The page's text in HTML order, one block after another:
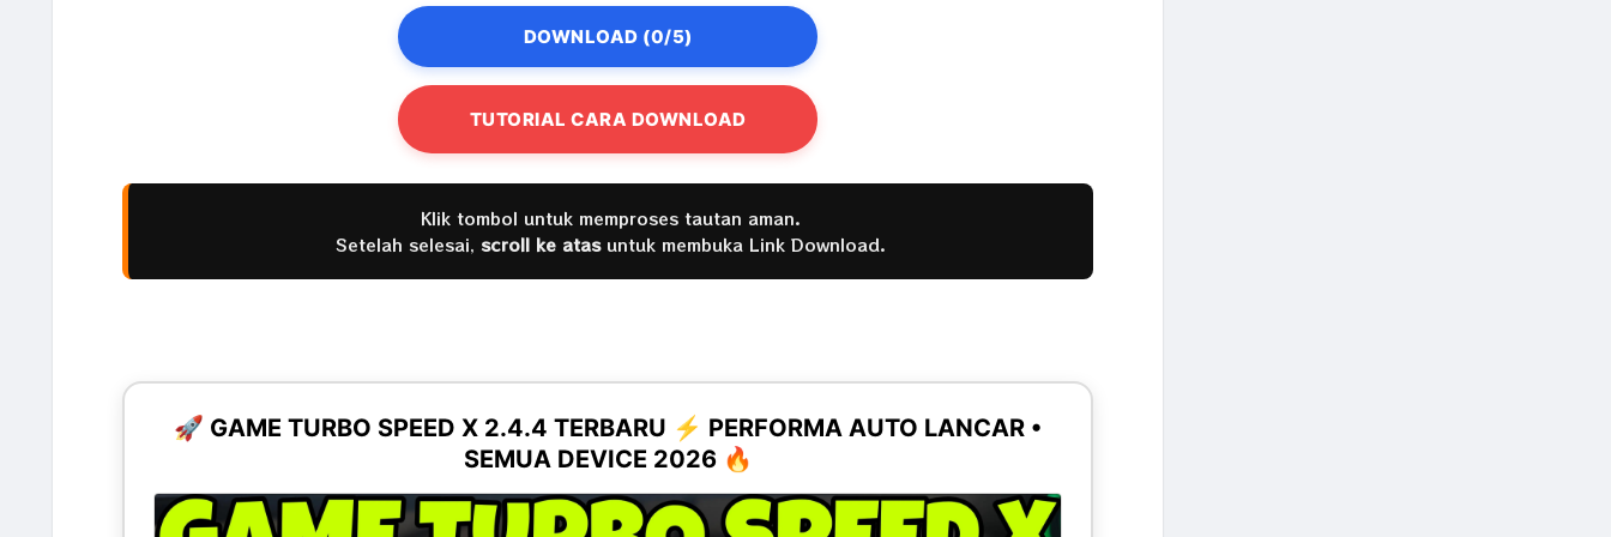
DOWNLOAD (0/5)
TUTORIAL CARA DOWNLOAD
Klik tombol untuk memproses tautan aman.
Setelah selesai, scroll ke atasuntuk membuka Link Download.
🚀 GAME TURBO SPEED X 2.4.4 TERBARU ⚡ PERFORMA AUTO LANCAR •
SEMUA DEVICE 2026 🔥